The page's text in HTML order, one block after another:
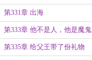
第331章 出海
第333章 他不是人，他是魔鬼
第335章 给父王带了份礼物